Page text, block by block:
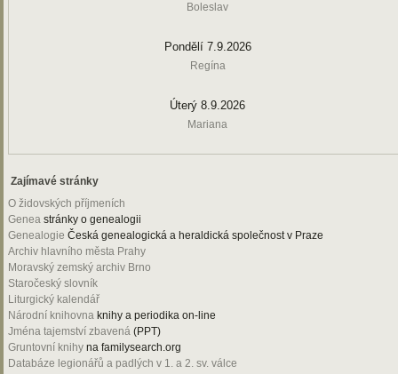
Boleslav
Pondělí 7.9.2026
Regína
Úterý 8.9.2026
Mariana
Zajímavé stránky
O židovských příjmeních
Genea stránky o genealogii
Genealogie Česká genealogická a heraldická společnost v Praze
Archiv hlavního města Prahy
Moravský zemský archiv Brno
Staročeský slovník
Liturgický kalendář
Národní knihovna knihy a periodika on-line
Jména tajemství zbavená (PPT)
Gruntovní knihy na familysearch.org
Databáze legionářů a padlých v 1. a 2. sv. válce